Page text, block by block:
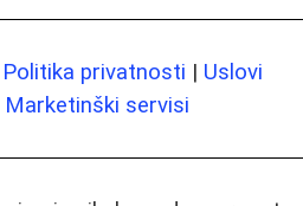
Politika privatnosti | Uslovi
Marketinški servisi